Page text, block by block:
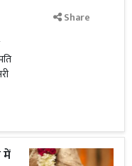
Share
में